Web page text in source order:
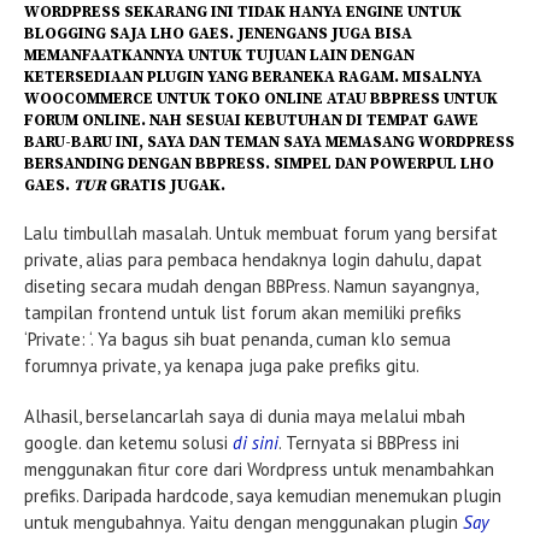
WORDPRESS SEKARANG INI TIDAK HANYA ENGINE UNTUK
BLOGGING SAJA LHO GAES. JENENGANS JUGA BISA
MEMANFAATKANNYA UNTUK TUJUAN LAIN DENGAN
KETERSEDIAAN PLUGIN YANG BERANEKA RAGAM. MISALNYA
WOOCOMMERCE UNTUK TOKO ONLINE ATAU BBPRESS UNTUK
FORUM ONLINE. NAH SESUAI KEBUTUHAN DI TEMPAT GAWE
BARU-BARU INI, SAYA DAN TEMAN SAYA MEMASANG WORDPRESS
BERSANDING DENGAN BBPRESS. SIMPEL DAN POWERPUL LHO
GAES. TURGRATIS JUGAK.
Lalu timbullah masalah. Untuk membuat forum yang bersifat
private, alias para pembaca hendaknya login dahulu, dapat
diseting secara mudah dengan BBPress. Namun sayangnya,
tampilan frontend untuk list forum akan memiliki prefiks
‘Private: ‘. Ya bagus sih buat penanda, cuman klo semua
forumnya private, ya kenapa juga pake prefiks gitu.
Alhasil, berselancarlah saya di dunia maya melalui mbah
google. dan ketemu solusi di sini. Ternyata si BBPress ini
menggunakan fitur core dari Wordpress untuk menambahkan
prefiks. Daripada hardcode, saya kemudian menemukan plugin
untuk mengubahnya. Yaitu dengan menggunakan plugin Say